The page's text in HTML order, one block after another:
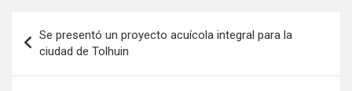
de
entradas
Se presentó un proyecto acuícola integral para la
ciudad de Tolhuin